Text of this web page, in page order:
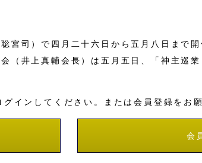
宮司）で四月二十六日から五月八日まで
（井上真輔会長）は五月五日、「神主巡
インしてください。または会員登録をお
会